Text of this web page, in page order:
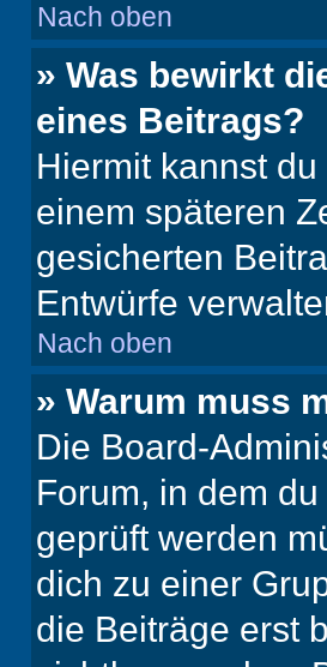
Nach oben
» Was bewirkt
eines Beitrags?
Hiermit kannst
einem späteren
gesicherten
Entwürfe
Nach oben
» Warum muss
Die Board-
Forum, in dem
geprüft werden
dich zu einer
die Beiträge erst